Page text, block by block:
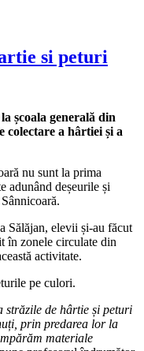
si peturi
școala generală din
colectare a hârtiei și a
nu sunt la prima
adunând deșeurile și
Sălăjan, elevii și-au făcut
în zonele circulate din
activitate.
pe culori.
străzile de hârtie și peturi
prin predarea lor la
materiale